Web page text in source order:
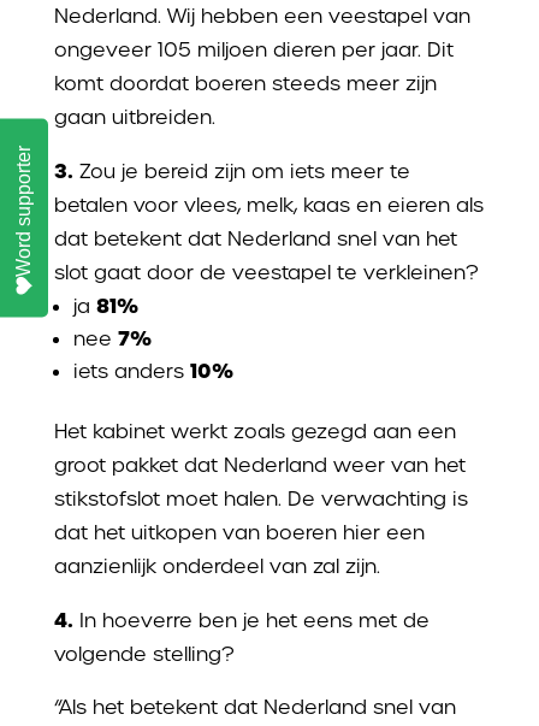
Nederland. Wij hebben een veestapel van
ongeveer 105 miljoen dieren per jaar. Dit
komt doordat boeren steeds meer zijn
gaan uitbreiden.
3. Zou je bereid zijn om iets meer te
betalen voor vlees, melk, kaas en eieren als
dat betekent dat Nederland snel van het
slot gaat door de veestapel te verkleinen?
ja 81%
nee 7%
iets anders 10%
Het kabinet werkt zoals gezegd aan een
groot pakket dat Nederland weer van het
stikstofslot moet halen. De verwachting is
dat het uitkopen van boeren hier een
aanzienlijk onderdeel van zal zijn.
4. In hoeverre ben je het eens met de
volgende stelling?
“Als het betekent dat Nederland snel van
Word supporter